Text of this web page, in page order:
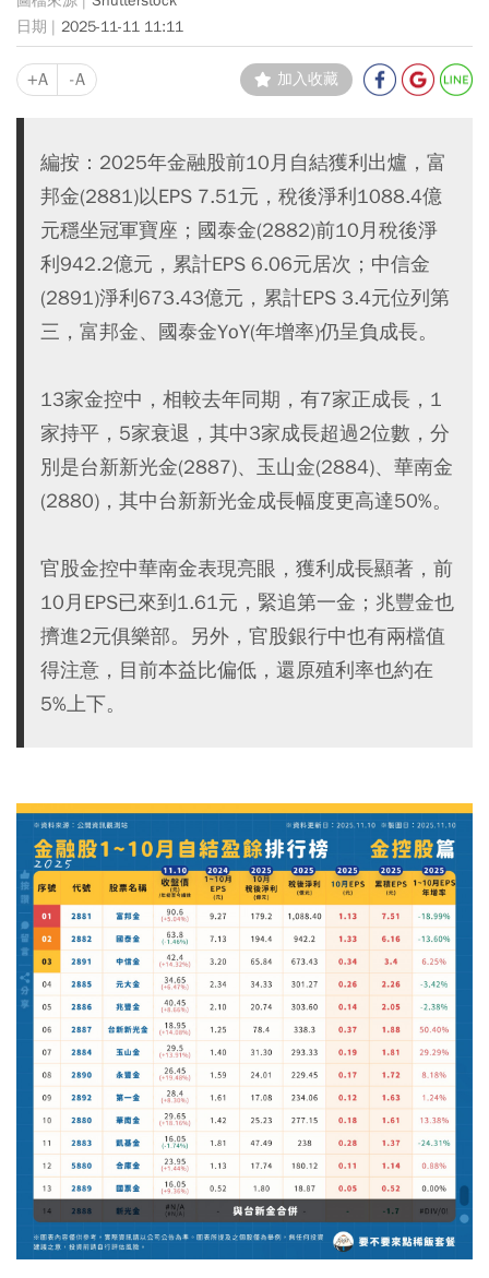
2025-11-11 11:11
+A -A 加入收藏
編按：2025年金融股前10月自結獲利出爐，富
邦金(2881)以EPS 7.51元，稅後淨利1088.4億
元穩坐冠軍寶座；國泰金(2882)前10月稅後淨
利942.2億元，累計EPS 6.06元居次；中信金
(2891)淨利673.43億元，累計EPS 3.4元位列第
三，富邦金、國泰金YoY(年增率)仍呈負成長。
13家金控中，相較去年同期，有7家正成長，1
家持平，5家衰退，其中3家成長超過2位數，分
別是台新新光金(2887)、玉山金(2884)、華南金
(2880)，其中台新新光金成長幅度更高達50%。
官股金控中華南金表現亮眼，獲利成長顯著，前
10月EPS已來到1.61元，緊追第一金；兆豐金也
擠進2元俱樂部。另外，官股銀行中也有兩檔值
得注意，目前本益比偏低，還原殖利率也約在
5%上下。